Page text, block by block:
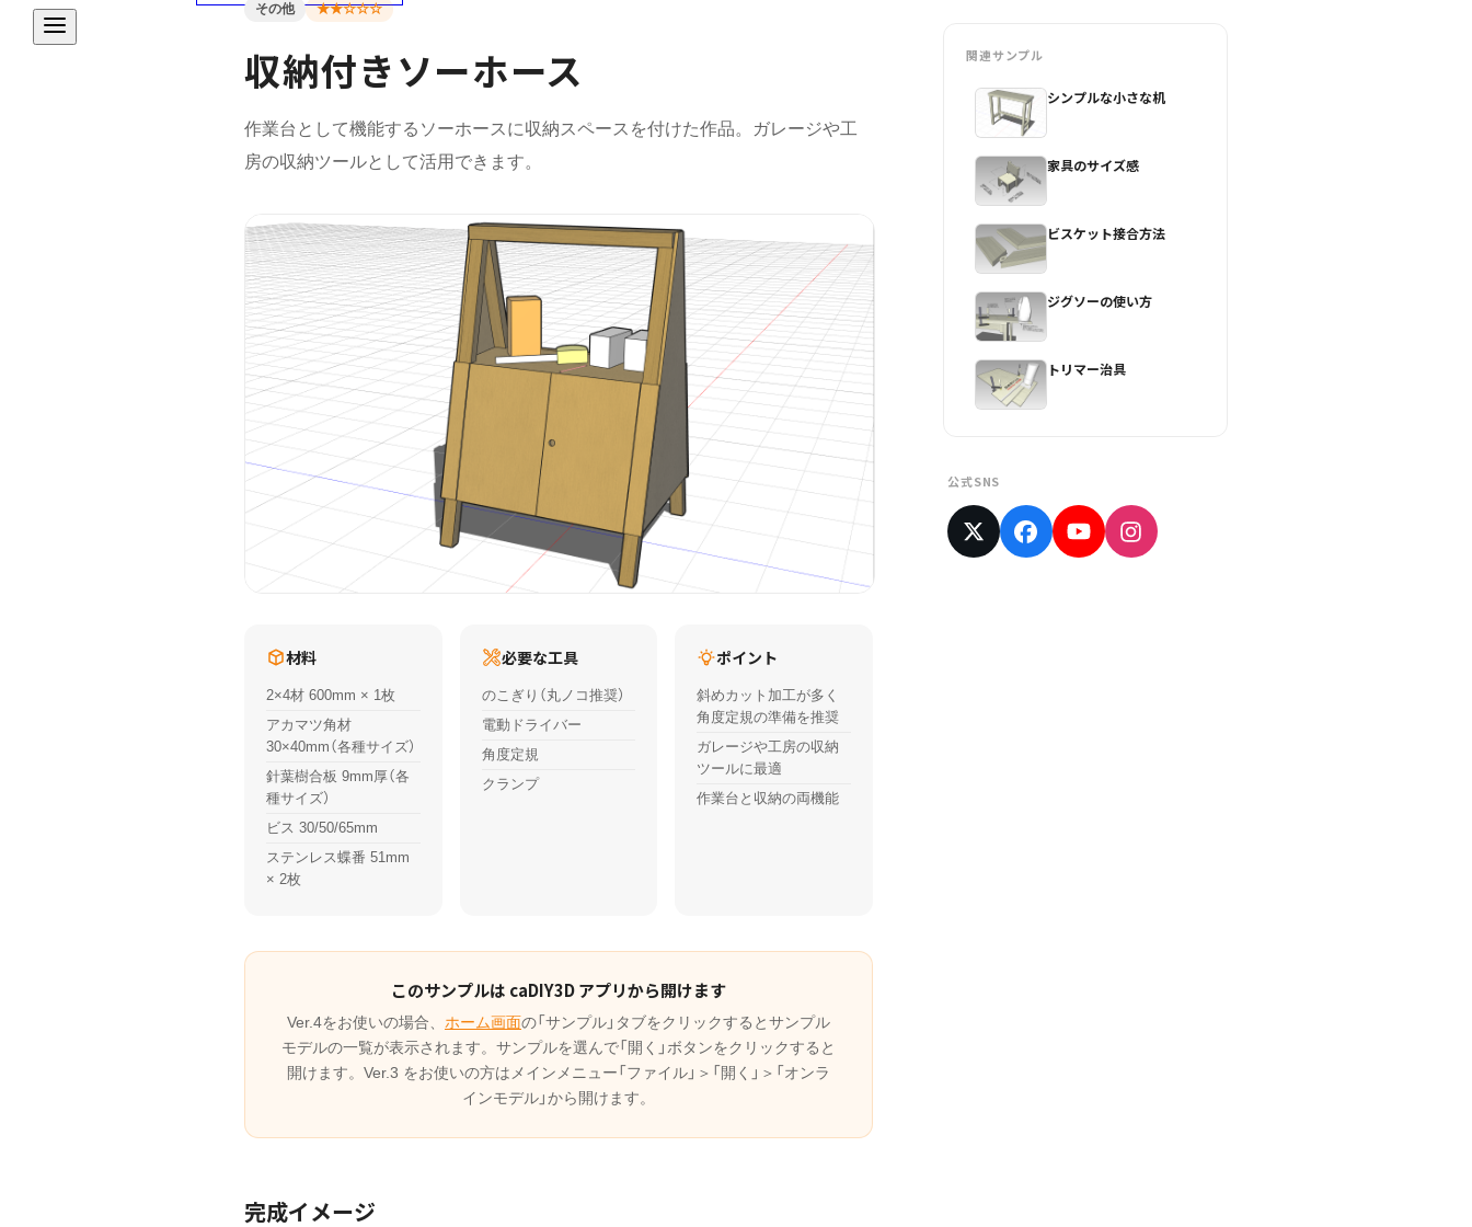
その他 ★★☆☆☆
収納付きソーホース
作業台として機能するソーホースに収納スペースを付けた作品。ガレージや工
房の収納ツールとして活用できます。
材料
2×4材 600mm × 1枚
アカマツ角材
30×40mm（各種サイズ）
針葉樹合板 9mm厚（各
種サイズ）
ビス 30/50/65mm
ステンレス蝶番 51mm
× 2枚
必要な工具
のこぎり（丸ノコ推奨）
電動ドライバー
角度定規
クランプ
ポイント
斜めカット加工が多く
角度定規の準備を推奨
ガレージや工房の収納
ツールに最適
作業台と収納の両機能
このサンプルは caDIY3D アプリから開けます
Ver.4をお使いの場合、 ホーム画面の「サンプル」タブをクリックするとサンプル
モデルの一覧が表示されます。サンプルを選んで「開く」ボタンをクリックすると
開けます。Ver.3 をお使いの方はメインメニュー「ファイル」＞「開く」＞「オンラ
インモデル」から開けます。
完成イメージ
関連サンプル
シンプルな小さな机
家具のサイズ感
ビスケット接合方法
ジグソーの使い方
トリマー治具
公式SNS